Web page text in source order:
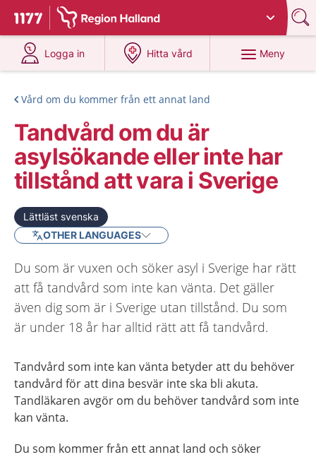
Till startsidan för 1177
Du har valt region Halland
Logga in
på 1177.se
Hitta vård
på 1177.se
Meny
Vård om du kommer från ett annat land
Tandvård om du är
asylsökande eller inte har
tillstånd att vara i Sverige
Lättläst svenska
OTHER LANGUAGES
Du som är vuxen och söker asyl i Sverige har rätt
att få tandvård som inte kan vänta. Det gäller
även dig som är i Sverige utan tillstånd. Du som
är under 18 år har alltid rätt att få tandvård.
Tandvård som inte kan vänta betyder att du behöver
tandvård för att dina besvär inte ska bli akuta.
Tandläkaren avgör om du behöver tandvård som inte
kan vänta.
Du som kommer från ett annat land och söker